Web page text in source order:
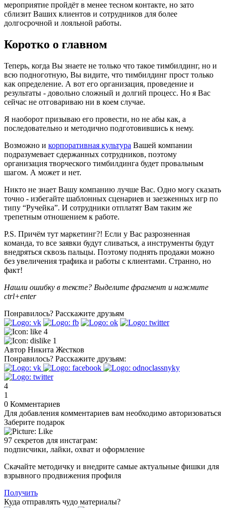
мероприятие пройдёт в менее тесном контакте, но зато
сблизит Ваших клиентов и сотрудников для более
долгосрочной и лояльной работы.
Коротко о главном
Теперь, когда Вы знаете не только что такое тимбилдинг, но и
всю подноготную, Вы видите, что тимбилдинг прост только
как определение. А вот его организация, проведение и
результаты - довольно сложный и долгий процесс. Но я Вас
сейчас не отговариваю ни в коем случае.
Я наоборот призываю его провести, но не абы как, а
последовательно и методично подготовившись к нему.
Возможно и корпоративная культура Вашей компании
подразумевает сдержанных сотрудников, поэтому
организация творческого тимбилдинга будет провальным
шагом. А может и нет.
Никто не знает Вашу компанию лучше Вас. Одно могу сказать
точно - избегайте шаблонных сценариев и заезженных игр по
типу “Ручейка”. И сотрудники отплатят Вам таким же
трепетным отношением к работе.
P.S. Причём тут маркетинг?! Если у Вас разрозненная
команда, то все заявки будут сливаться, а инструменты будут
внедряться сквозь пальцы. Поэтому поднять продажи можно
без увеличения трафика и работы с клиентами. Странно, но
факт!
Нашли ошибку в тексте? Выделите фрагмент и нажмите
ctrl+enter
Понравилось? Расскажите друзьям
4
1
Автор Никита Жестков
Понравилось? Расскажите друзьям:
4
1
0 Комментариев
Для добавления комментариев вам необходимо авторизоваться
Заберите подарок
97 секретов для инстаграм:
подписчики, лайки, охват и оформление
Скачайте методичку и внедрите самые актуальные фишки для
взрывного продвижения профиля
Получить
Куда отправлять чудо материалы?